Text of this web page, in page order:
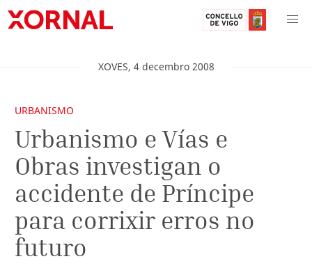
XOVES, 4 decembro 2008
URBANISMO
Urbanismo e Vías e
Obras investigan o
accidente de Príncipe
para corrixir erros no
futuro